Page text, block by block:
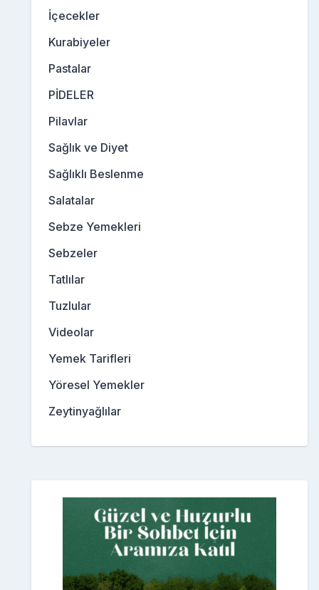
İçecekler
Kurabiyeler
Pastalar
PİDELER
Pilavlar
Sağlık ve Diyet
Sağlıklı Beslenme
Salatalar
Sebze Yemekleri
Sebzeler
Tatlılar
Tuzlular
Videolar
Yemek Tarifleri
Yöresel Yemekler
Zeytinyağlılar